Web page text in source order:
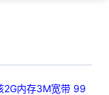
2G内存3M宽带 99